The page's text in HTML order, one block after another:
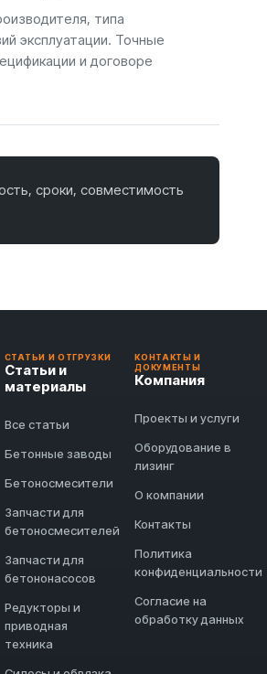
типа
эксплуатации. Точные
и договоре
сроки, совместимость
СТАТЬИ И ОТГРУЗКИ
Статьи и
материалы
Все статьи
Бетонные заводы
Бетоносмесители
Запчасти для
бетоносмесителей
Запчасти для
бетононасосов
Редукторы и
приводная
техника
КОНТАКТЫ И
ДОКУМЕНТЫ
Компания
Проекты и услуги
Оборудование в
лизинг
О компании
Контакты
Политика
конфиденциальности
Согласие на
обработку данных